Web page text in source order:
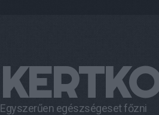
Egyszerűen egészségeset főzni